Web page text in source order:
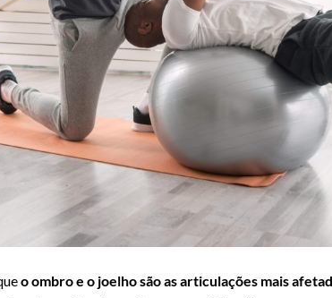
o ombro e o joelho são as articulações mais